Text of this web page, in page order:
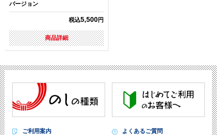
バージョン
税込5,500円
商品詳細
ご利用案内 よくあるご質問